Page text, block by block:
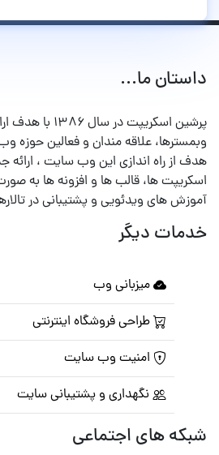
داستان ما...
پرشین اسکریپت در
وبمسترها، علاقه مندان و فعالین حوزه
هدف از راه اندازی این وب سایت ، ارائه
اسکریپت ها، قالب ها و افزونه ها به
آموزش های ویدئویی و پشتیبانی در
خدمات دیگر
میزبانی وب
طراحی فروشگاه اینترنتی
امنیت وب سایت
نگهداری و پشتیبانی سایت
شبکه های اجتماعی